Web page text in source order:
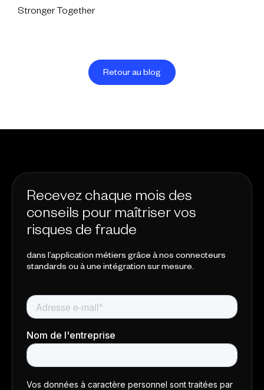
Stronger Together
Retour au blog
Recevez chaque mois des
conseils pour maîtriser vos
risques de fraude
dans l’application métiers grâce à nos connecteurs
standards ou à une intégration sur mesure.